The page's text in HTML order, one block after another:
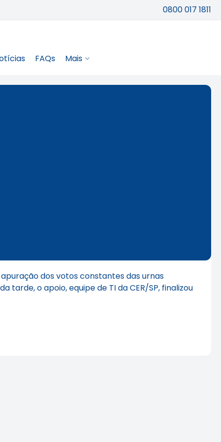
0800 017 1811
FAQs Mais
apuração dos votos constantes das urnas
tarde, o apoio, equipe de TI da CER/SP, finalizou